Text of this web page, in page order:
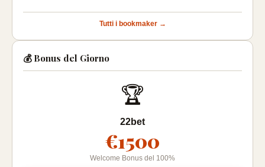
Tutti i bookmaker →
💰 Bonus del Giorno
🏆
22bet
€1500
Welcome Bonus del 100%